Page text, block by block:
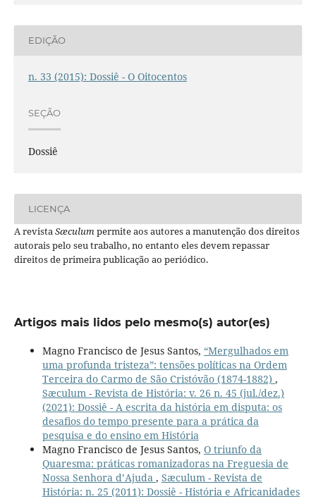
EDIÇÃO
n. 33 (2015): Dossiê - O Oitocentos
SEÇÃO
Dossiê
LICENÇA
A revistaSæculumpermite aos autores a manutenção dos direitos
autorais pelo seu trabalho, no entanto eles devem repassar
direitos de primeira publicação ao periódico.
Artigos mais lidos pelo mesmo(s) autor(es)
Magno Francisco de Jesus Santos, “Mergulhados em
uma profunda tristeza”: tensões políticas na Ordem
Terceira do Carmo de São Cristóvão (1874-1882) ,
Sæculum - Revista de História: v. 26 n. 45 (jul./dez.)
(2021): Dossiê - A escrita da história em disputa: os
desafios do tempo presente para a prática da
pesquisa e do ensino em História
Magno Francisco de Jesus Santos, O triunfo da
Quaresma: práticas romanizadoras na Freguesia de
Nossa Senhora d’Ajuda , Sæculum - Revista de
História: n. 25 (2011): Dossiê - História e Africanidades